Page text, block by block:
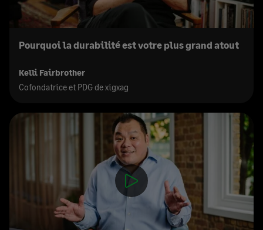
Pourquoi la durabilité est votre plus grand atout
Kelli Fairbrother
Cofondatrice et PDG de xigxag​